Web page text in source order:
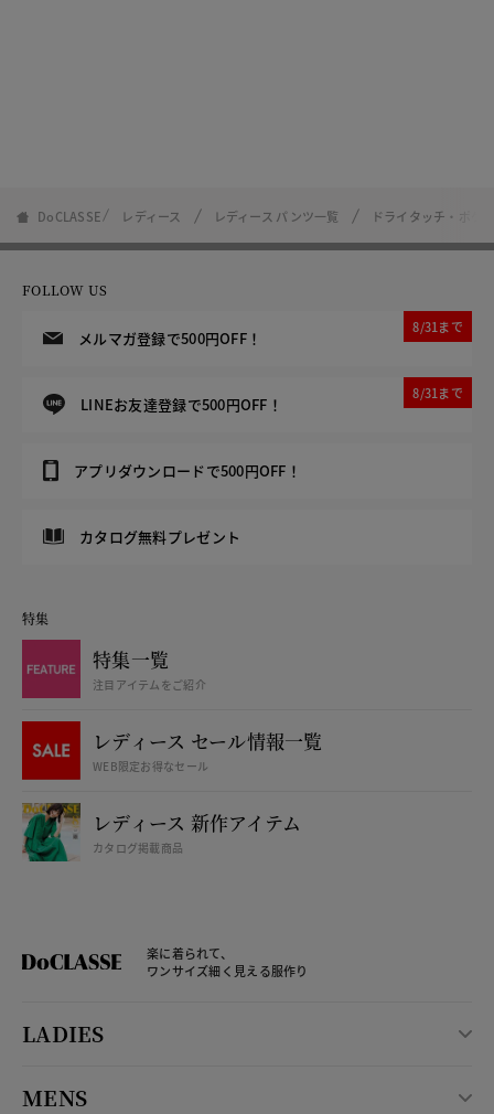
DoCLASSE レディース レディース パンツ一覧 ドライタッチ・ポケ
FOLLOW US
メルマガ登録で500円OFF！
8/31まで
LINEお友達登録で500円OFF！
8/31まで
アプリダウンロードで500円OFF！
カタログ無料プレゼント
特集
特集一覧
注目アイテムをご紹介
レディース セール情報一覧
WEB限定お得なセール
レディース 新作アイテム
カタログ掲載商品
楽に着られて、
ワンサイズ細く見える服作り
LADIES
MENS